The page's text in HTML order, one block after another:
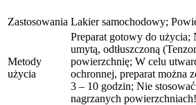
Zastosowania Lakier samochodowy;
Metody
użycia
Preparat gotowy do użycia;
umytą, odtłuszczoną
powierzchnię; W celu
ochronnej, preparat można
3 – 10 godzin; Nie
nagrzanych powierzchniach!